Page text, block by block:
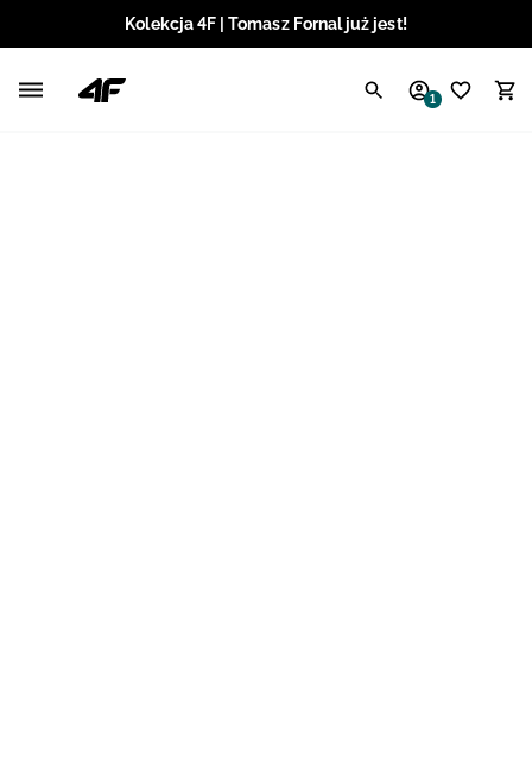
Kolekcja 4F | Tomasz Fornal już jest!
1